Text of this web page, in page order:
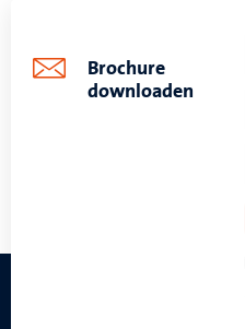
Brochure
downloaden